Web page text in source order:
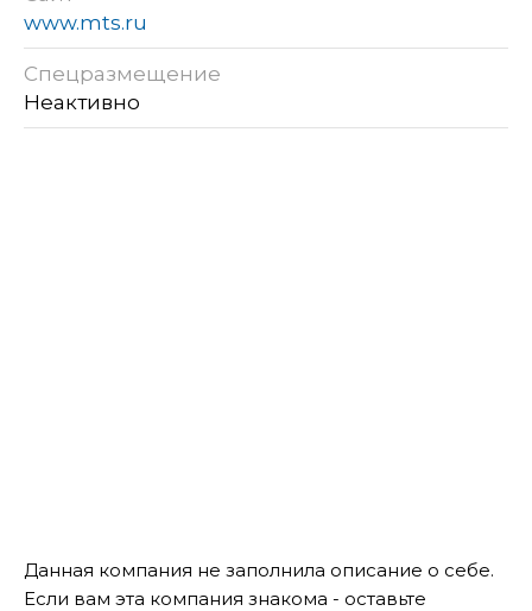
www.mts.ru
Спецразмещение
Неактивно
Данная компания не заполнила описание о себе.
Если вам эта компания знакома - оставьте